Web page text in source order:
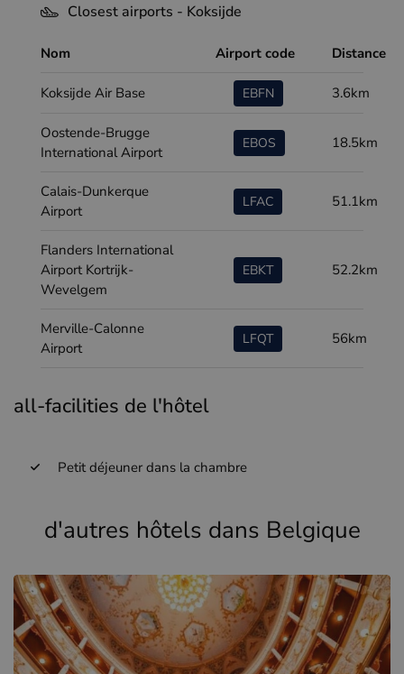
Closest airports - Koksijde
Nom Airport code Distance
Koksijde Air Base EBFN 3.6km
Oostende-Brugge
International Airport
EBOS 18.5km
Calais-Dunkerque
Airport
LFAC 51.1km
Flanders International
Airport Kortrijk-
Wevelgem
EBKT 52.2km
Merville-Calonne
Airport
LFQT 56km
all-facilities de l'hôtel
Petit déjeuner dans la chambre
d'autres hôtels dans Belgique